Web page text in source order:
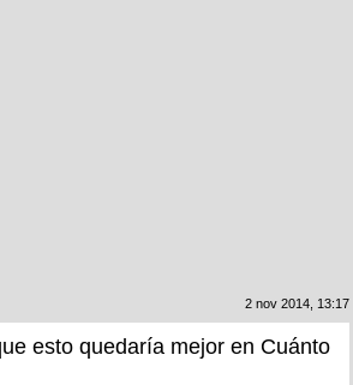
2 nov 2014, 13:17
esto quedaría mejor en Cuánto